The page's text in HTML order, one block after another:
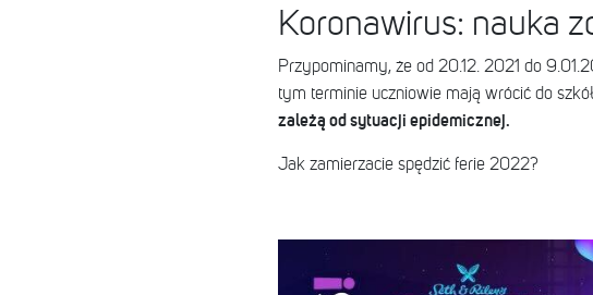
Koronawirus: nauka
Przypominamy, że od 20.12. 2021 do
tym terminie uczniowie mają wrócić do
zależą od sytuacji epidemicznej.
Jak zamierzacie spędzić ferie 2022?